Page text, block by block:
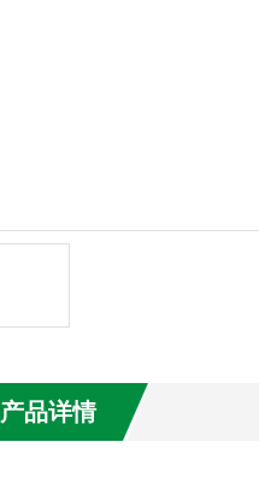
产品详情